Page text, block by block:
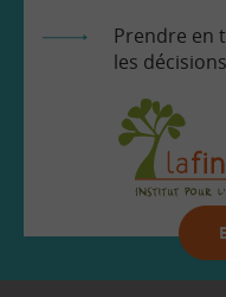
Prendre en
les